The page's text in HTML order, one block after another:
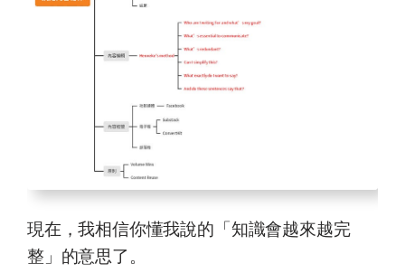
現在，我相信你懂我說的「知識會越來越完
整」的意思了。